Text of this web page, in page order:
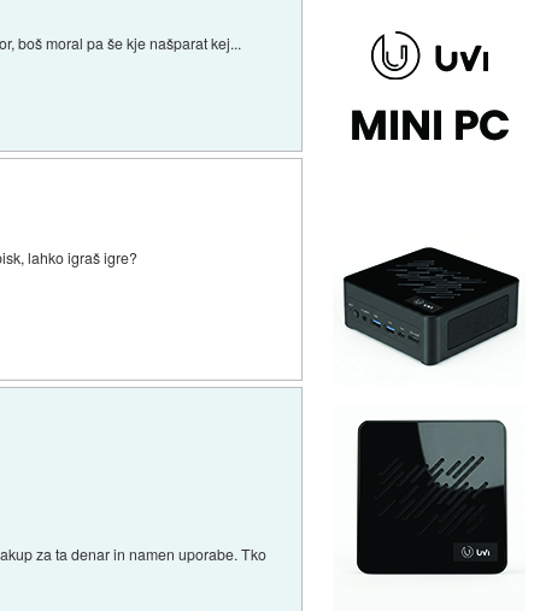
boš moral pa še kje našparat kej...
lahko igraš igre?
za ta denar in namen uporabe. Tko